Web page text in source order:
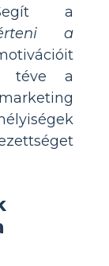
a
a
téve a